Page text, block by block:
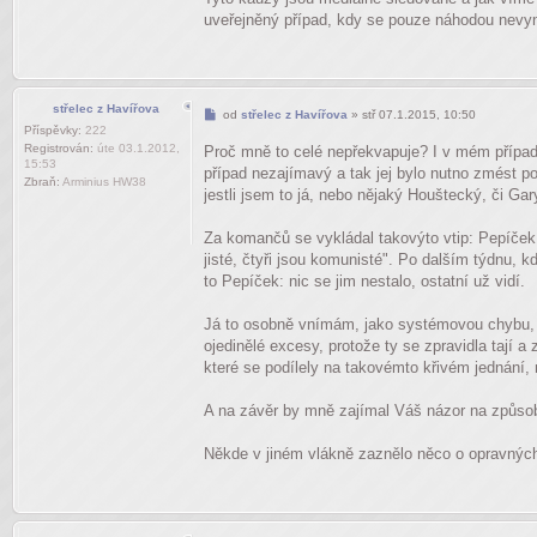
uveřejněný případ, kdy se pouze náhodou
střelec z Havířova
Příspěvky: 222
Registrován: úte 03.1.2012,
15:53
Zbraň: Arminius HW38
Příspěvek
od střelec z Havířova » stř 07.1.2015, 10:50
Proč mně to celé nepřekvapuje? I v mém
případ nezajímavý a tak jej bylo nutno zmést
jestli jsem to já, nebo nějaký Houštecký, či
Za komančů se vykládal takovýto vtip:
jisté, čtyři jsou komunisté". Po dalším týdnu,
to Pepíček: nic se jim nestalo, ostatní už vidí.
Já to osobně vnímám, jako systémovou
ojedinělé excesy, protože ty se zpravidla tají a
které se podílely na takovémto křivém
A na závěr by mně zajímal Váš názor na
Někde v jiném vlákně zaznělo něco o